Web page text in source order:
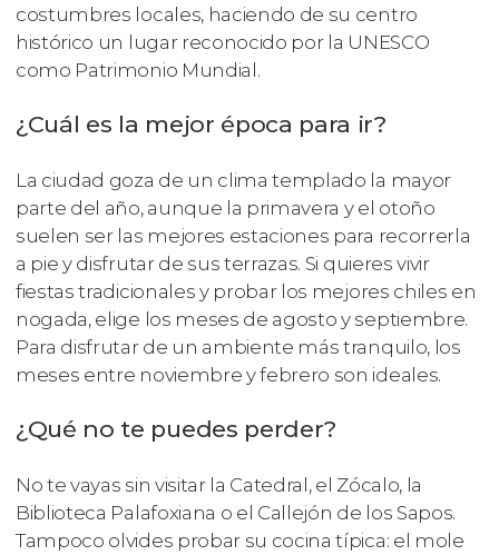
costumbres locales, haciendo de su centro
histórico un lugar reconocido por la UNESCO
como Patrimonio Mundial.
¿Cuál es la mejor época para ir?
La ciudad goza de un clima templado la mayor
parte del año, aunque la primavera y el otoño
suelen ser las mejores estaciones para recorrerla
a pie y disfrutar de sus terrazas. Si quieres vivir
fiestas tradicionales y probar los mejores chiles en
nogada, elige los meses de agosto y septiembre.
Para disfrutar de un ambiente más tranquilo, los
meses entre noviembre y febrero son ideales.
¿Qué no te puedes perder?
No te vayas sin visitar la Catedral, el Zócalo, la
Biblioteca Palafoxiana o el Callejón de los Sapos.
Tampoco olvides probar su cocina típica: el mole